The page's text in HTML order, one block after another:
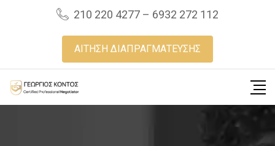
210 220 4277 – 6932 272 112
ΑΙΤΗΣΗ ΔΙΑΠΡΑΓΜΑΤΕΥΣΗΣ